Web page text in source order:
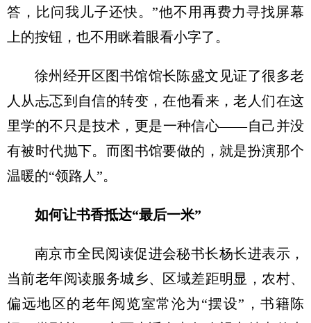
答，比问我儿子还快。”他不用再费力寻找屏幕
上的按钮，也不用眯着眼看小字了。
徐州经开区图书馆馆长陈盛文见证了很多老
人从忐忑到自信的转变，在他看来，老人们在这
里学的不只是技术，更是一种信心——自己并没
有被时代抛下。而图书馆要做的，就是扮演那个
温暖的“领路人”。
如何让书香抵达“最后一米”
南京市全民阅读促进会秘书长杨长进表示，
当前老年阅读服务城乡、区域差距明显，农村、
偏远地区的老年阅览室常沦为“摆设”，书籍陈